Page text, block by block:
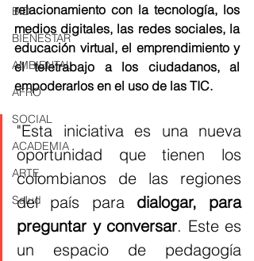
BID
BIENESTAR
AMBIENTAL
AFRO
SOCIAL
ACADEMIA
ARTE
Salud
relacionamiento con la tecnología, los
medios digitales, las redes sociales, la
educación virtual, el emprendimiento y
el teletrabajo a los ciudadanos, al
empoderarlos en el uso de las TIC.
"Esta iniciativa es una nueva
oportunidad que tienen los
colombianos de las regiones
del país para dialogar, para
preguntar y conversar. Este es
un espacio de pedagogía